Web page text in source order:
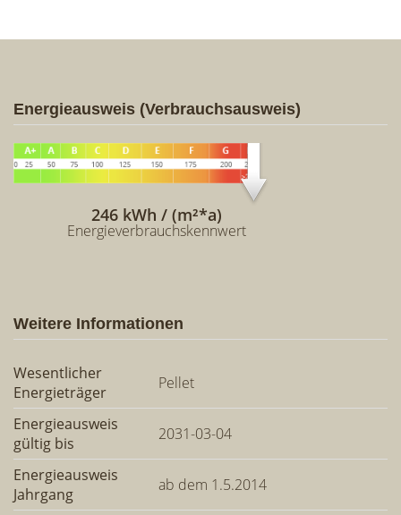
Energieausweis (Verbrauchsausweis)
246 kWh / (m²*a)
Energieverbrauchskennwert
Weitere Informationen
Wesentlicher
Energieträger
Pellet
Energieausweis
gültig bis
2031-03-04
Energieausweis
Jahrgang
ab dem 1.5.2014